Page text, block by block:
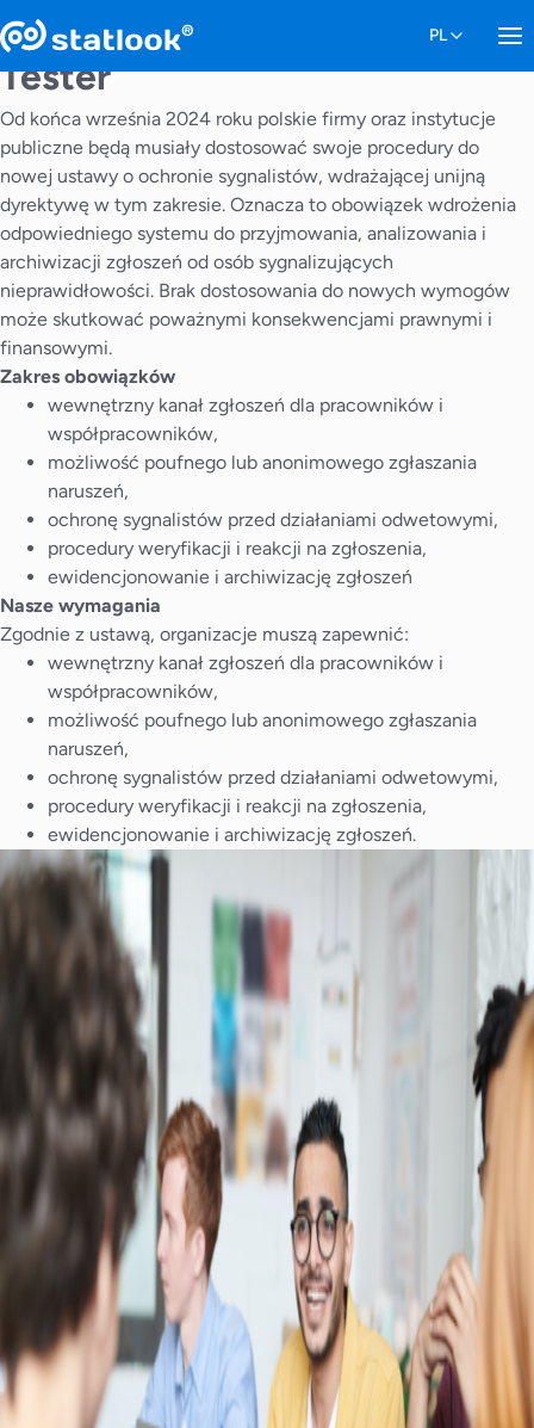
Tester
Od końca września 2024 roku polskie firmy oraz instytucje
publiczne będą musiały dostosować swoje procedury do
nowej ustawy o ochronie sygnalistów, wdrażającej unijną
dyrektywę w tym zakresie. Oznacza to obowiązek wdrożenia
odpowiedniego systemu do przyjmowania, analizowania i
archiwizacji zgłoszeń od osób sygnalizujących
nieprawidłowości. Brak dostosowania do nowych wymogów
może skutkować poważnymi konsekwencjami prawnymi i
finansowymi.
Zakres obowiązków
wewnętrzny kanał zgłoszeń dla pracowników i
współpracowników,
możliwość poufnego lub anonimowego zgłaszania
naruszeń,
ochronę sygnalistów przed działaniami odwetowymi,
procedury weryfikacji i reakcji na zgłoszenia,
ewidencjonowanie i archiwizację zgłoszeń
Nasze wymagania
Zgodnie z ustawą, organizacje muszą zapewnić:
wewnętrzny kanał zgłoszeń dla pracowników i
współpracowników,
możliwość poufnego lub anonimowego zgłaszania
naruszeń,
ochronę sygnalistów przed działaniami odwetowymi,
procedury weryfikacji i reakcji na zgłoszenia,
ewidencjonowanie i archiwizację zgłoszeń.